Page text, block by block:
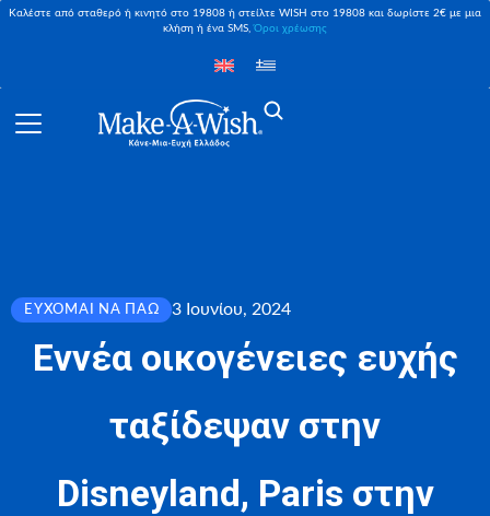
Καλέστε από σταθερό ή κινητό στο 19808 ή στείλτε WISH στο 19808 και δωρίστε 2€ με μια
κλήση ή ένα SMS,Όροι χρέωσης
ΕΎΧΟΜΑΙ ΝΑ ΠΆΩ 3 Ιουνίου, 2024
Εννέα οικογένειες ευχής
ταξίδεψαν στην
Disneyland, Paris στην